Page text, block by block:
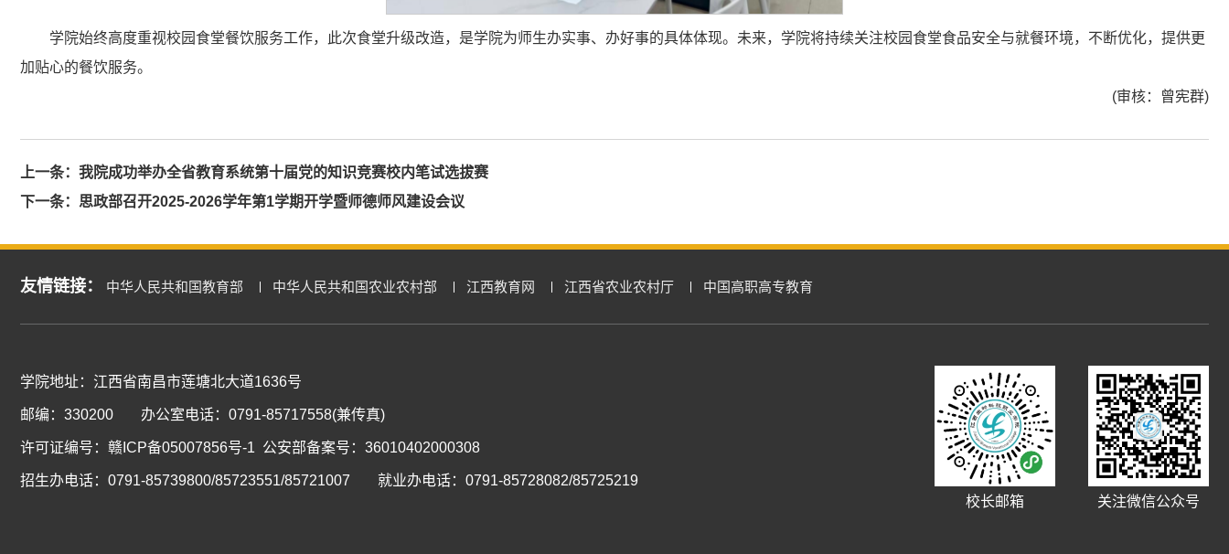
学院始终高度重视校园食堂餐饮服务工作，此次食堂升级改造，是学院为师生办实事、办好事的具体体现。未来，学院将持续关注校园食堂食品安全与就餐环境，不断优化，提供更
加贴心的餐饮服务。
(审核：曾宪群)
上一条： 我院成功举办全省教育系统第十届党的知识竞赛校内笔试选拔赛
下一条： 思政部召开2025-2026学年第1学期开学暨师德师风建设会议
友情链接： 中华人民共和国教育部 中华人民共和国农业农村部 江西教育网 江西省农业农村厅 中国高职高专教育
学院地址：江西省南昌市莲塘北大道1636号
邮编：330200 办公室电话：0791-85717558(兼传真)
许可证编号： 赣ICP备05007856号-1 公安部备案号：36010402000308
招生办电话：0791-85739800/85723551/85721007
就业办电话：0791-85728082/85725219
校长邮箱
关注微信公众号